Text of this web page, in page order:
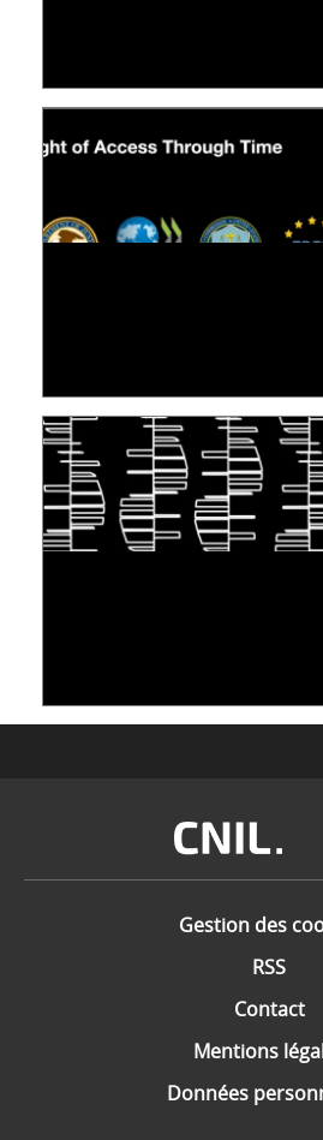
Image
Gestion des
RSS
Contact
Mentions
Données